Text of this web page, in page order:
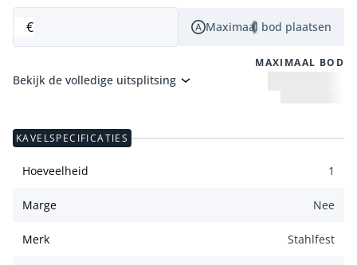
€ Maximaal bod plaatsen
MAXIMAAL BOD
Bekijk de volledige uitsplitsing
KAVELSPECIFICATIES
Hoeveelheid 1
Marge Nee
Merk Stahlfest